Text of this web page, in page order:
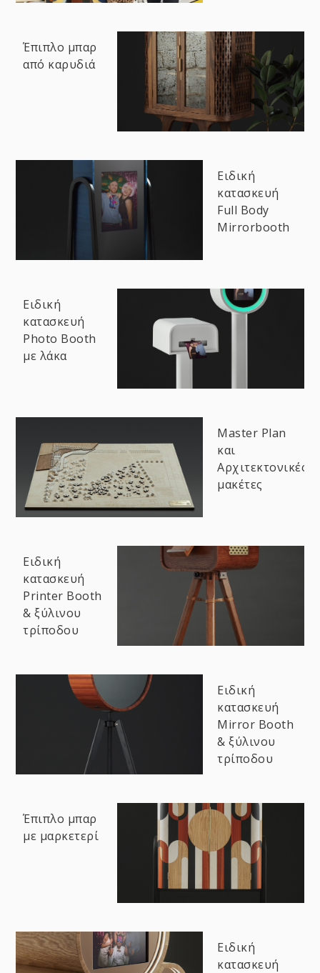
Έπιπλο μπαρ
από καρυδιά
Ειδική
κατασκευή
Full Body
Mirrorbooth
Ειδική
κατασκευή
Photo Booth
με λάκα
Master Plan
και
Αρχιτεκτονικές
μακέτες
Ειδική
κατασκευή
Printer Booth
& ξύλινου
τρίποδου
Ειδική
κατασκευή
Mirror Booth
& ξύλινου
τρίποδου
Έπιπλο μπαρ
με μαρκετερί
Ειδική
κατασκευή